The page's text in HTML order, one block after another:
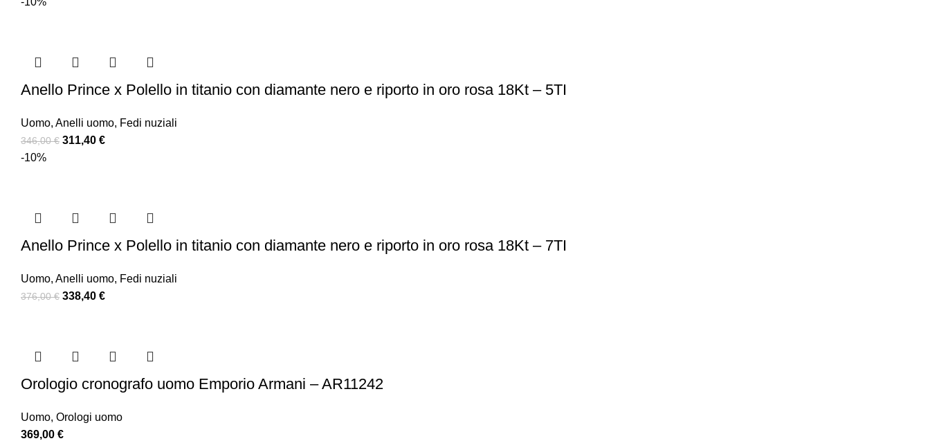
Anello Prince x Polello in titanio con diamante nero e riporto in oro rosa 18Kt – 5TI
Uomo, Anelli uomo, Fedi nuziali
346,00€ 311,40 €
-10%
Anello Prince x Polello in titanio con diamante nero e riporto in oro rosa 18Kt – 7TI
Uomo, Anelli uomo, Fedi nuziali
376,00€ 338,40 €
Orologio cronografo uomo Emporio Armani – AR11242
Uomo, Orologi uomo
369,00 €